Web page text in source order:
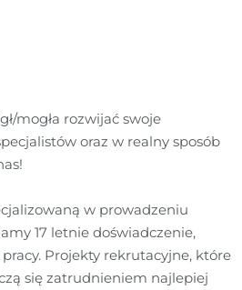
mogła rozwijać swoje
oraz w realny sposób
w prowadzeniu
17 letnie doświadczenie,
Projekty rekrutacyjne, które
się zatrudnieniem najlepiej